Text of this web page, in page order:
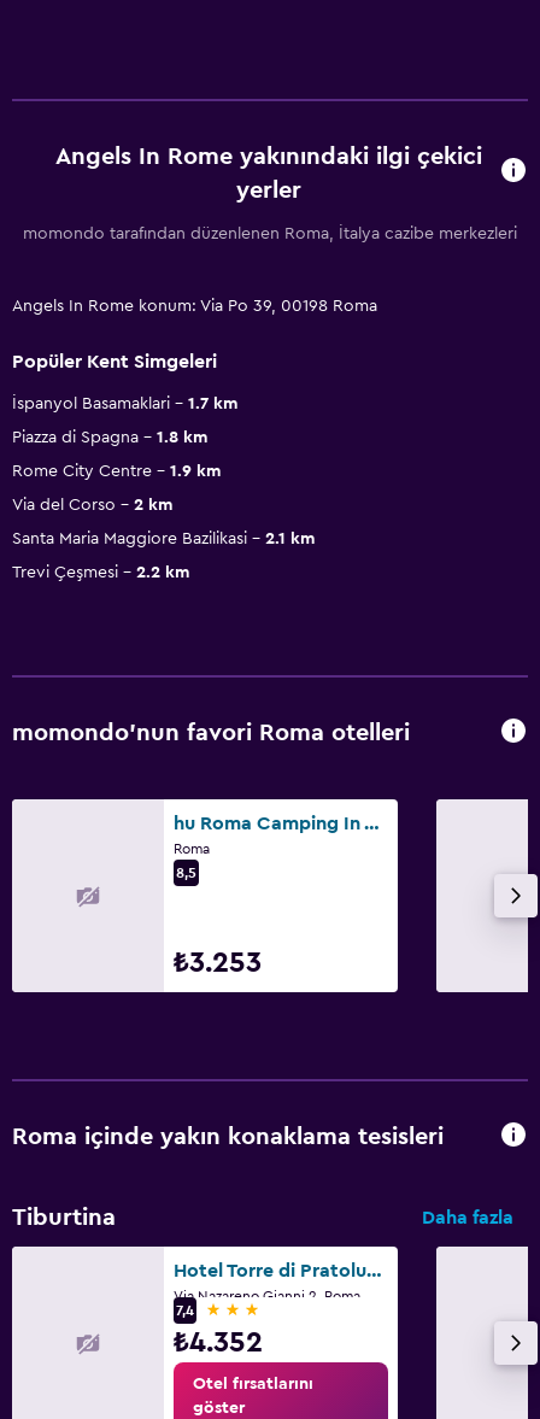
Angels In Rome yakınındaki ilgi çekici
yerler
momondo tarafından düzenlenen Roma, İtalya cazibe merkezleri
Angels In Rome konum: Via Po 39, 00198 Roma
Popüler Kent Simgeleri
İspanyol Basamaklari
1.7 km
Piazza di Spagna
1.8 km
Rome City Centre
1.9 km
Via del Corso
2 km
Santa Maria Maggiore Bazilikasi
2.1 km
Trevi Çeşmesi
2.2 km
momondo'nun favori Roma otelleri
hu Roma Camping In Town
Roma
8,5
₺3.253
Roma içinde yakın konaklama tesisleri
Tiburtina Daha fazla
Hotel Torre di Pratolungo
Via Nazareno Gianni 2, Roma
7,4
3 yıldız
₺4.352
Otel fırsatlarını
göster